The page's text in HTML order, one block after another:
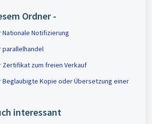
Ordner -
Nationale Notifizierung
parallelhandel
Zertifikat zum freien Verkauf
Beglaubigte Kopie oder Übersetzung einer
interessant